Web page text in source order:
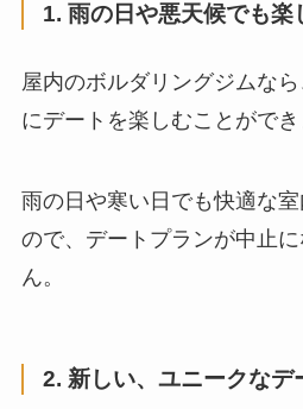
1. 雨の日や悪天候でも楽
屋内のボルダリングジムな
にデートを楽しむことができ
雨の日や寒い日でも快適な
ので、デートプランが中止
ん。
2. 新しい、ユニークなデ